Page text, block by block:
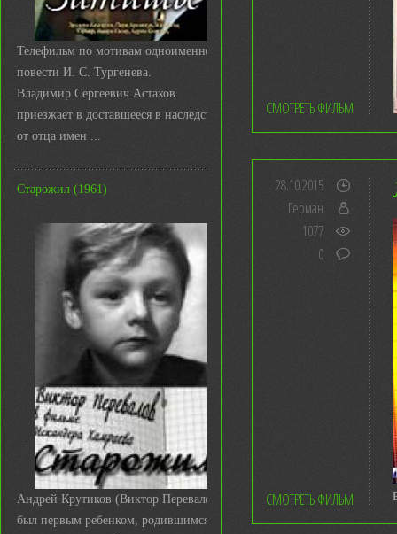
Телефильм по мотивам одноименной
повести И. С. Тургенева.
Владимир Сергеевич Астахов
приезжает в доставшееся в наследство
от отца имен ...
Старожил (1961)
Андрей Крутиков (Виктор Перевалов)
был первым ребенком, родившимся в
СМОТРЕТЬ ФИЛЬМ
28.10.2015
Герман
1077
0
СМОТРЕТЬ ФИЛЬМ